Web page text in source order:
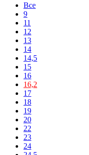
Все
9
11
12
13
14
14,5
15
16
16,2
17
18
19
20
22
23
24